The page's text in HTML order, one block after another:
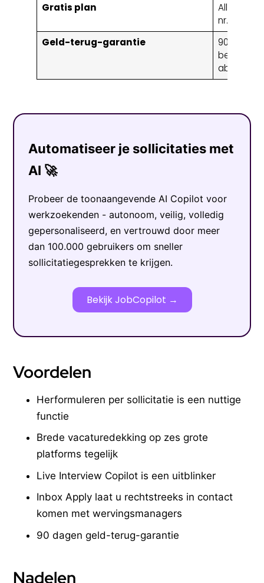
Gratis plan
Alleen de
nr. $9
Geld-terug-garantie
90 dagen
betaalde
Automatiseer je sollicitaties met
AI 🚀
Probeer de toonaangevende AI Copilot voor
werkzoekenden - autonoom, veilig, volledig
gepersonaliseerd, en vertrouwd door meer
dan 100.000 gebruikers om sneller
sollicitatiegesprekken te krijgen.
Bekijk JobCopilot →
Voordelen
Herformuleren per sollicitatie is een nuttige
functie
Brede vacaturedekking op zes grote
platforms tegelijk
Live Interview Copilot is een uitblinker
Inbox Apply laat u rechtstreeks in contact
komen met wervingsmanagers
90 dagen geld-terug-garantie
Nadelen